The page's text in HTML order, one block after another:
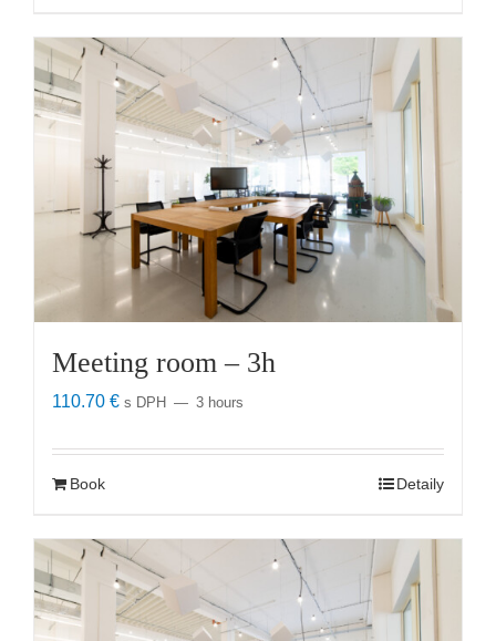
Meeting room – 3h
110.70 € s DPH 3 hours
Book Detaily